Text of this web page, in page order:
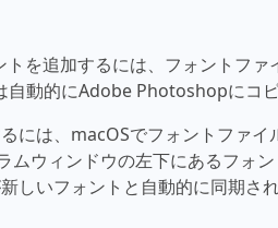
を追加するには、フォントファ
自動的にAdobe Photoshopにコピ
は、macOSでフォントファイ
ムウィンドウの左下にあるフォ
いフォントと自動的に同期され